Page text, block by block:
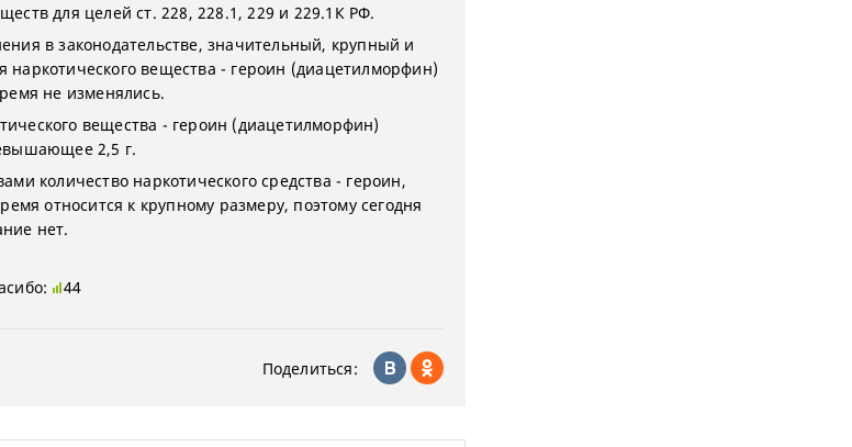
для целей ст. 228, 228.1, 229 и 229.1К РФ.
в законодательстве, значительный, крупный и
наркотического вещества - героин (диацетилморфин)
не изменялись.
вещества - героин (диацетилморфин)
2,5 г.
количество наркотического средства - героин,
относится к крупному размеру, поэтому сегодня
нет.
44
Поделиться: